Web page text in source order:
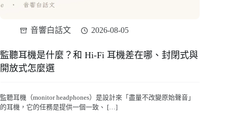
音響白話文 2026-08-05
監聽耳機是什麼？和 Hi-Fi 耳機差在哪、封閉式與
開放式怎麼選
監聽耳機（monitor headphones）是設計來「盡量不改變原始聲音」
的耳機，它的任務是提供一個一致、 […]